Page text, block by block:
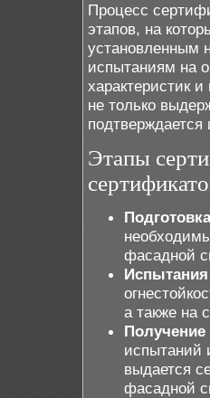
Процесс
этапов, на
установленным
испытаниям на
характеристик
не только
Этапы
фасадной
Испытания
а также на
Получение
испытаний
выдается
фасадной